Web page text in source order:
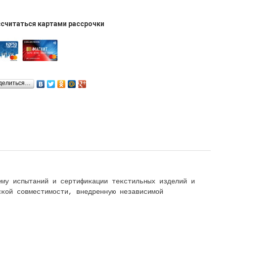
картами рассрочки
испытаний и сертификации текстильных изделий и
совместимости, внедренную независимой